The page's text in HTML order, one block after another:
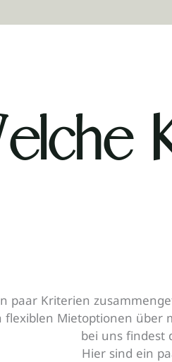
paar Kriterien
flexiblen Mietoptionen über
bei uns findest
Hier sind ein